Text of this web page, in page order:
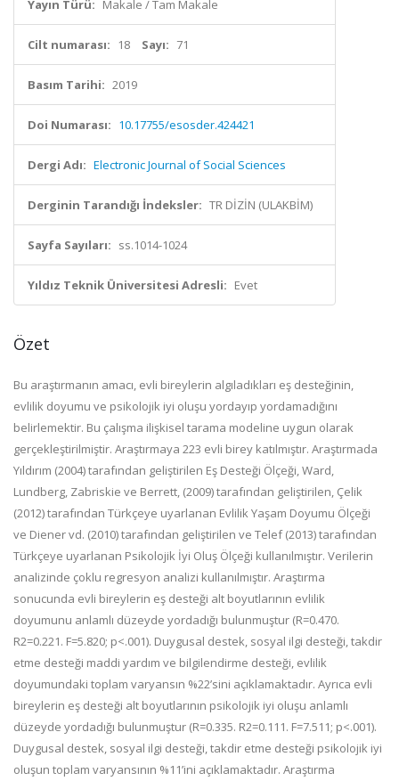
Yayın Türü: Makale / Tam Makale
Cilt numarası: 18 Sayı: 71
Basım Tarihi: 2019
Doi Numarası: 10.17755/esosder.424421
Dergi Adı: Electronic Journal of Social Sciences
Derginin Tarandığı İndeksler: TR DİZİN (ULAKBİM)
Sayfa Sayıları: ss.1014-1024
Yıldız Teknik Üniversitesi Adresli: Evet
Özet
Bu araştırmanın amacı, evli bireylerin algıladıkları eş desteğinin,
evlilik doyumu ve psikolojik iyi oluşu yordayıp yordamadığını
belirlemektir. Bu çalışma ilişkisel tarama modeline uygun olarak
gerçekleştirilmiştir. Araştırmaya 223 evli birey katılmıştır. Araştırmada
Yıldırım (2004) tarafından geliştirilen Eş Desteği Ölçeği, Ward,
Lundberg, Zabriskie ve Berrett, (2009) tarafından geliştirilen, Çelik
(2012) tarafından Türkçeye uyarlanan Evlilik Yaşam Doyumu Ölçeği
ve Diener vd. (2010) tarafından geliştirilen ve Telef (2013) tarafından
Türkçeye uyarlanan Psikolojik İyi Oluş Ölçeği kullanılmıştır. Verilerin
analizinde çoklu regresyon analizi kullanılmıştır. Araştırma
sonucunda evli bireylerin eş desteği alt boyutlarının evlilik
doyumunu anlamlı düzeyde yordadığı bulunmuştur (R=0.470.
R2=0.221. F=5.820; p<.001). Duygusal destek, sosyal ilgi desteği, takdir
etme desteği maddi yardım ve bilgilendirme desteği, evlilik
doyumundaki toplam varyansın %22’sini açıklamaktadır. Ayrıca evli
bireylerin eş desteği alt boyutlarının psikolojik iyi oluşu anlamlı
düzeyde yordadığı bulunmuştur (R=0.335. R2=0.111. F=7.511; p<.001).
Duygusal destek, sosyal ilgi desteği, takdir etme desteği psikolojik iyi
oluşun toplam varyansının %11’ini açıklamaktadır. Araştırma